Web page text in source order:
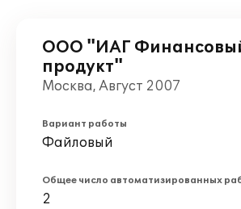
ООО "ИАГ
продукт"
Москва, Август 2007
Вариант работы
Файловый
Общее число автоматизированных
2